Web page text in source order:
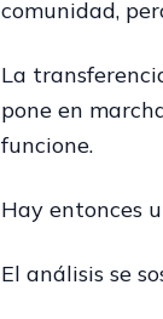
comunidad,
La
pone en
funcione.
Hay entonces
El análisis se